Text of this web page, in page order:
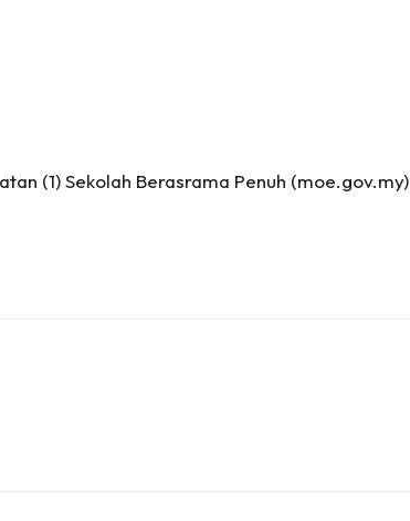
(1) Sekolah Berasrama Penuh (moe.gov.my)